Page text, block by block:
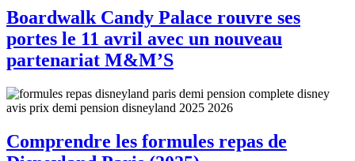
Boardwalk Candy Palace rouvre ses
portes le 11 avril avec un nouveau
partenariat M&M’S
Comprendre les formules repas de